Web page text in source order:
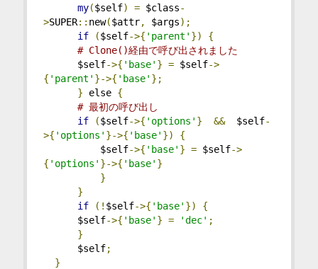
my($self) = $class-
>SUPER:: new($attr, $args);
if
($self->{ 'parent' })
{
# Clone()経由で呼び出されました
$self->{ 'base' } = $self->
{ 'parent' }->{ 'base' };
} else {
# 最初の呼び出し
if
($self->{ 'options' } && $self-
>{ 'options' }->{ 'base' })
{
$self->{ 'base' } = $self->
{ 'options' }->{ 'base' }
}
}
if
(! $self->{ 'base' })
{
$self->{ 'base' } = 'dec' ;
}
$self;
}